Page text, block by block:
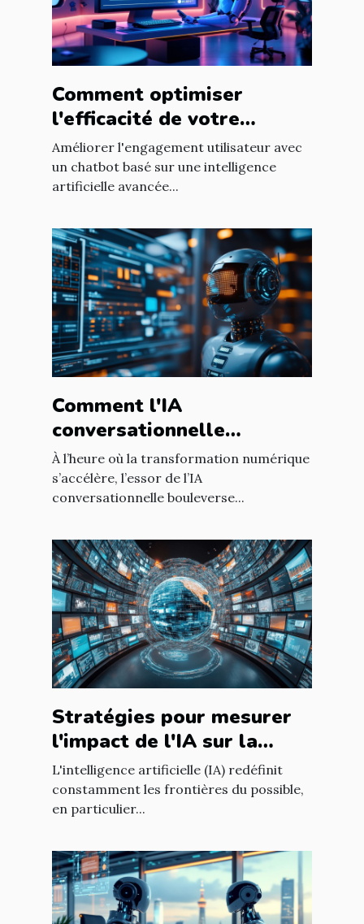
Comment optimiser
l'efficacité de votre
chatbot GPT pour
améliorer l'engagement
utilisateur
Améliorer l'engagement utilisateur avec
un chatbot basé sur une intelligence
artificielle avancée...
Comment l'IA
conversationnelle
révolutionne l'expérience
utilisateur sur les sites
web
À l’heure où la transformation numérique
s’accélère, l’essor de l’IA
conversationnelle bouleverse...
Stratégies pour mesurer
l'impact de l'IA sur la
qualité du contenu en
ligne
L'intelligence artificielle (IA) redéfinit
constamment les frontières du possible,
en particulier...